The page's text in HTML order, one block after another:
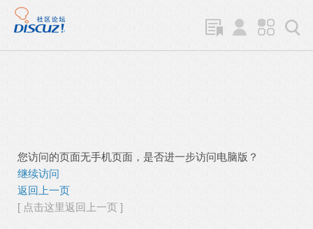
您访问的页面无手机页面，是否进一步访问电脑版？
继续访问
返回上一页
[ 点击这里返回上一页 ]